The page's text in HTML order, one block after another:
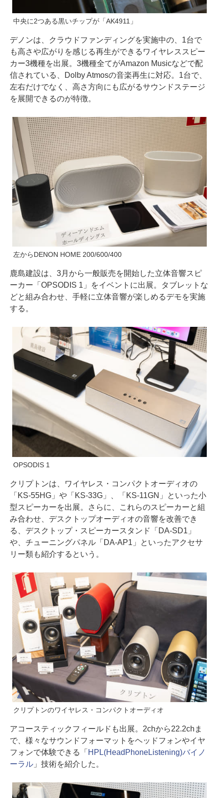
中央に2つある黒いチップが「AK4911」
デノンは、クラウドファンディングを実施中の、1台で
も高さや広がりを感じる再生ができるワイヤレススピー
カー3機種を出展。3機種全てがAmazon Musicなどで配
信されている、Dolby Atmosの音楽再生に対応。1台で、
左右だけでなく、高さ方向にも広がるサウンドステージ
を展開できるのが特徴。
左からDENON HOME 200/600/400
鹿島建設は、3月から一般販売を開始した立体音響スピ
ーカー「OPSODIS 1」をイベントに出展。タブレットな
どと組み合わせ、手軽に立体音響が楽しめるデモを実施
する。
OPSODIS 1
クリプトンは、ワイヤレス・コンパクトオーディオの
「KS-55HG」や「KS-33G」、「KS-11GN」といった小
型スピーカーを出展。さらに、これらのスピーカーと組
み合わせ、デスクトップオーディオの音響を改善でき
る、デスクトップ・スピーカースタンド「DA-SD1」
や、チューニングパネル「DA-AP1」といったアクセサ
リー類も紹介するという。
クリプトンのワイヤレス・コンパクトオーディオ
アコースティックフィールドも出展。2chから22.2chま
で、様々なサウンドフォーマットをヘッドフォンやイヤ
フォンで体験できる「 HPL(HeadPhoneListening)バイノ
ーラル」技術を紹介した。